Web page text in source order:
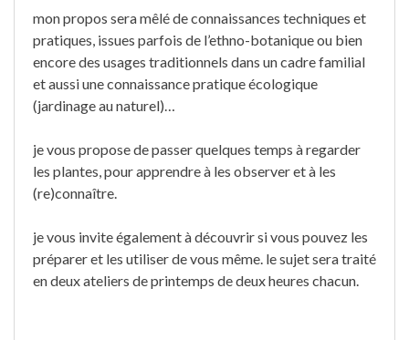
mon propos sera mêlé de connaissances techniques et
pratiques, issues parfois de l’ethno-botanique ou bien
encore des usages traditionnels dans un cadre familial
et aussi une connaissance pratique écologique
(jardinage au naturel)…
je vous propose de passer quelques temps à regarder
les plantes, pour apprendre à les observer et à les
(re)connaître.
je vous invite également à découvrir si vous pouvez les
préparer et les utiliser de vous même. le sujet sera traité
en deux ateliers de printemps de deux heures chacun.